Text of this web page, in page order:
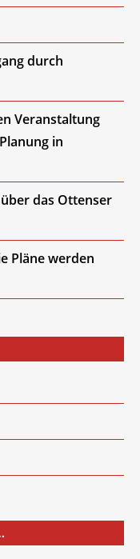
durch
Veranstaltung
in
das Ottenser
Pläne werden